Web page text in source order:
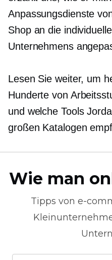
Anpassungsdienste
Shop an die
Unternehmens
Lesen Sie weiter, um
Hunderte von
und welche Tools
großen Katalogen
Wie man
Tipps von e-